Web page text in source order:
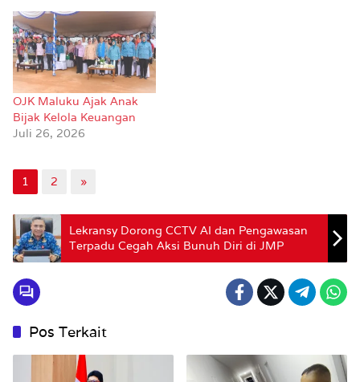
OJK Maluku Ajak Anak
Bijak Kelola Keuangan
Juli 26, 2026
1 2 »
Lekransy Dorong CCTV AI dan Pengawasan
Terpadu Cegah Aksi Bunuh Diri di JMP
Pos Terkait